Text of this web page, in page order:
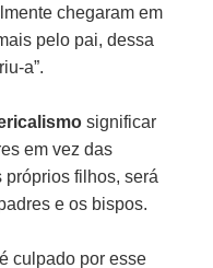
chegaram em
pelo pai, dessa
a”.
significar
em vez das
filhos, será
e os bispos.
é culpado por esse